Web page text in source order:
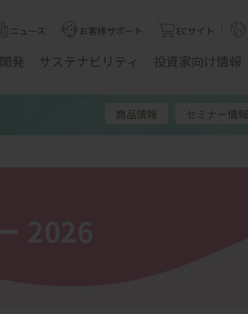
開発 サステナビリティ 投資家向け情報
ニュース お客様サポート ECサイト
商品情報 セミナー情報